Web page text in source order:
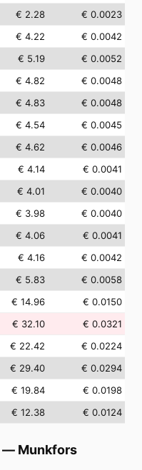
€ 2.28
€ 0.0023
€ 4.22
€ 0.0042
€ 5.19
€ 0.0052
€ 4.82
€ 0.0048
€ 4.83
€ 0.0048
€ 4.54
€ 0.0045
€ 4.62
€ 0.0046
€ 4.14
€ 0.0041
€ 4.01
€ 0.0040
€ 3.98
€ 0.0040
€ 4.06
€ 0.0041
€ 4.16
€ 0.0042
€ 5.83
€ 0.0058
€ 14.96
€ 0.0150
€ 32.10
€ 0.0321
€ 22.42
€ 0.0224
€ 29.40
€ 0.0294
€ 19.84
€ 0.0198
€ 12.38 € 0.0124
— Munkfors